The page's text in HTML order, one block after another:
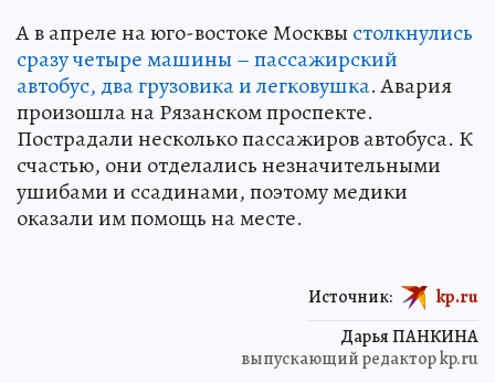
А в апреле на юго-востоке Москвы столкнулись
сразу четыре машины – пассажирский
автобус, два грузовика и легковушка. Авария
произошла на Рязанском проспекте.
Пострадали несколько пассажиров автобуса. К
счастью, они отделались незначительными
ушибами и ссадинами, поэтому медики
оказали им помощь на месте.
Дарья ПАНКИНА
выпускающий редактор kp.ru
Источник: kp.ru